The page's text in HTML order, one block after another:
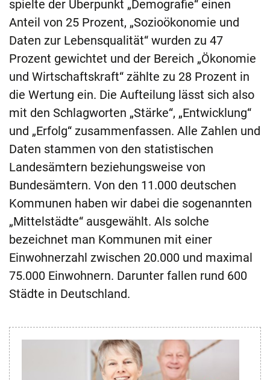
spielte der Überpunkt „Demografie“ einen
Anteil von 25 Prozent, „Sozioökonomie und
Daten zur Lebensqualität“ wurden zu 47
Prozent gewichtet und der Bereich „Ökonomie
und Wirtschaftskraft“ zählte zu 28 Prozent in
die Wertung ein. Die Aufteilung lässt sich also
mit den Schlagworten „Stärke“, „Entwicklung“
und „Erfolg“ zusammenfassen. Alle Zahlen und
Daten stammen von den statistischen
Landesämtern beziehungsweise von
Bundesämtern. Von den 11.000 deutschen
Kommunen haben wir dabei die sogenannten
„Mittelstädte“ ausgewählt. Als solche
bezeichnet man Kommunen mit einer
Einwohnerzahl zwischen 20.000 und maximal
75.000 Einwohnern. Darunter fallen rund 600
Städte in Deutschland.